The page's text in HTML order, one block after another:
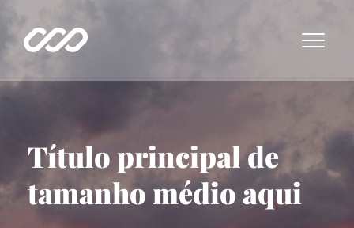
Título principal de
tamanho médio aqui